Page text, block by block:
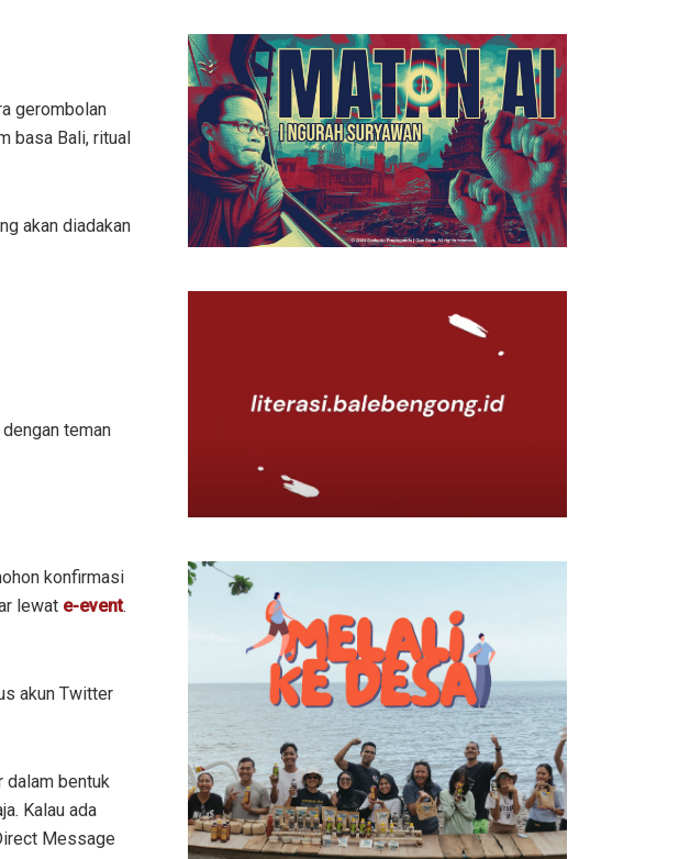
gerombolan
basa Bali, ritual
akan diadakan
teman
konfirmasi
lewat e-event.
akun Twitter
dalam bentuk
Kalau ada
Message